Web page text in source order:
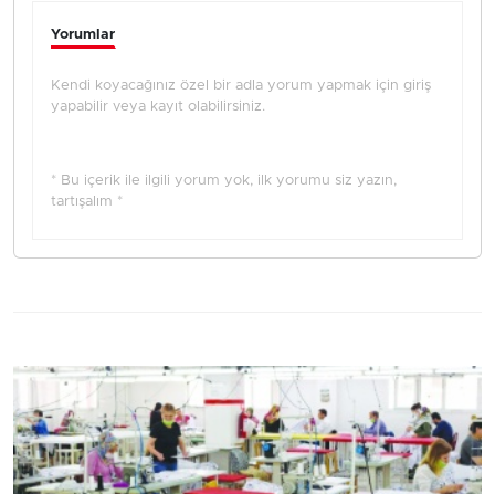
Yorumlar
Kendi koyacağınız özel bir adla yorum yapmak için giriş
yapabilir veya kayıt olabilirsiniz.
* Bu içerik ile ilgili yorum yok, ilk yorumu siz yazın,
tartışalım *